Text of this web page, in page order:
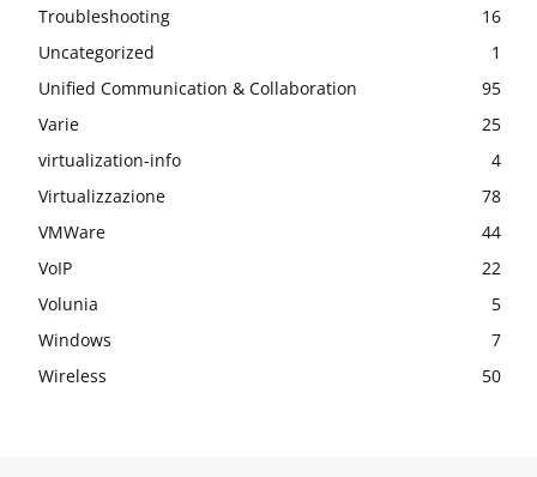
Troubleshooting
16
Uncategorized
1
Unified Communication & Collaboration
95
Varie
25
virtualization-info
4
Virtualizzazione
78
VMWare
44
VoIP
22
Volunia
5
Windows
7
Wireless
50